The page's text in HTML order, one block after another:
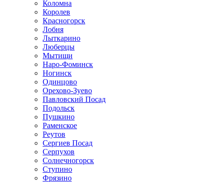
Коломна
Королев
Красногорск
Лобня
Лыткарино
Люберцы
Мытищи
Наро-Фоминск
Ногинск
Одинцово
Орехово-Зуево
Павловский Посад
Подольск
Пушкино
Раменское
Реутов
Сергиев Посад
Серпухов
Солнечногорск
Ступино
Фрязино